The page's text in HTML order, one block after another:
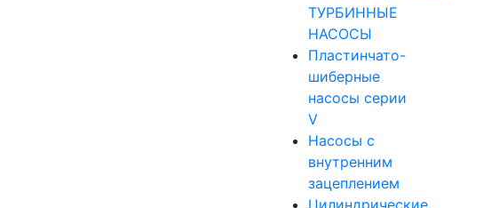
ТУРБИННЫЕ
НАСОСЫ
Пластинчато-
шиберные
насосы серии
V
Насосы с
внутренним
зацеплением
Цилиндрические